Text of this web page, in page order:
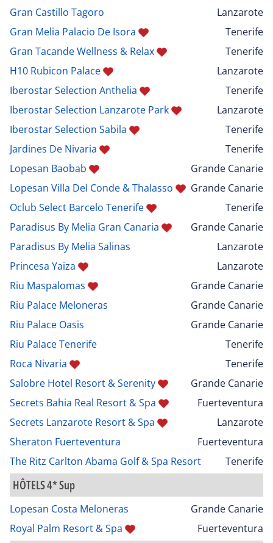
Gran Castillo Tagoro
Lanzarote
Gran Melia Palacio De Isora
Tenerife
Gran Tacande Wellness & Relax
Tenerife
H10 Rubicon Palace
Lanzarote
Iberostar Selection Anthelia
Tenerife
Iberostar Selection Lanzarote Park
Lanzarote
Iberostar Selection Sabila
Tenerife
Jardines De Nivaria
Tenerife
Lopesan Baobab
Grande Canarie
Lopesan Villa Del Conde & Thalasso
Grande Canarie
Oclub Select Barcelo Tenerife
Tenerife
Paradisus By Melia Gran Canaria
Grande Canarie
Paradisus By Melia Salinas
Lanzarote
Princesa Yaiza
Lanzarote
Riu Maspalomas
Grande Canarie
Riu Palace Meloneras
Grande Canarie
Riu Palace Oasis
Grande Canarie
Riu Palace Tenerife
Tenerife
Roca Nivaria
Tenerife
Salobre Hotel Resort & Serenity
Grande Canarie
Secrets Bahia Real Resort & Spa
Fuerteventura
Secrets Lanzarote Resort & Spa
Lanzarote
Sheraton Fuerteventura
Fuerteventura
The Ritz Carlton Abama Golf & Spa Resort
Tenerife
HÔTELS 4* Sup
Lopesan Costa Meloneras
Grande Canarie
Royal Palm Resort & Spa
Fuerteventura